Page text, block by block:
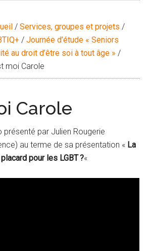
/ Services, groupes et projets /
/ Journée d’étude « Seniors
au droit d’être soi à tout âge » /
moi Carole
Carole
présenté par Julien Rougerie
au terme de sa présentation « La
pour les LGBT ?«